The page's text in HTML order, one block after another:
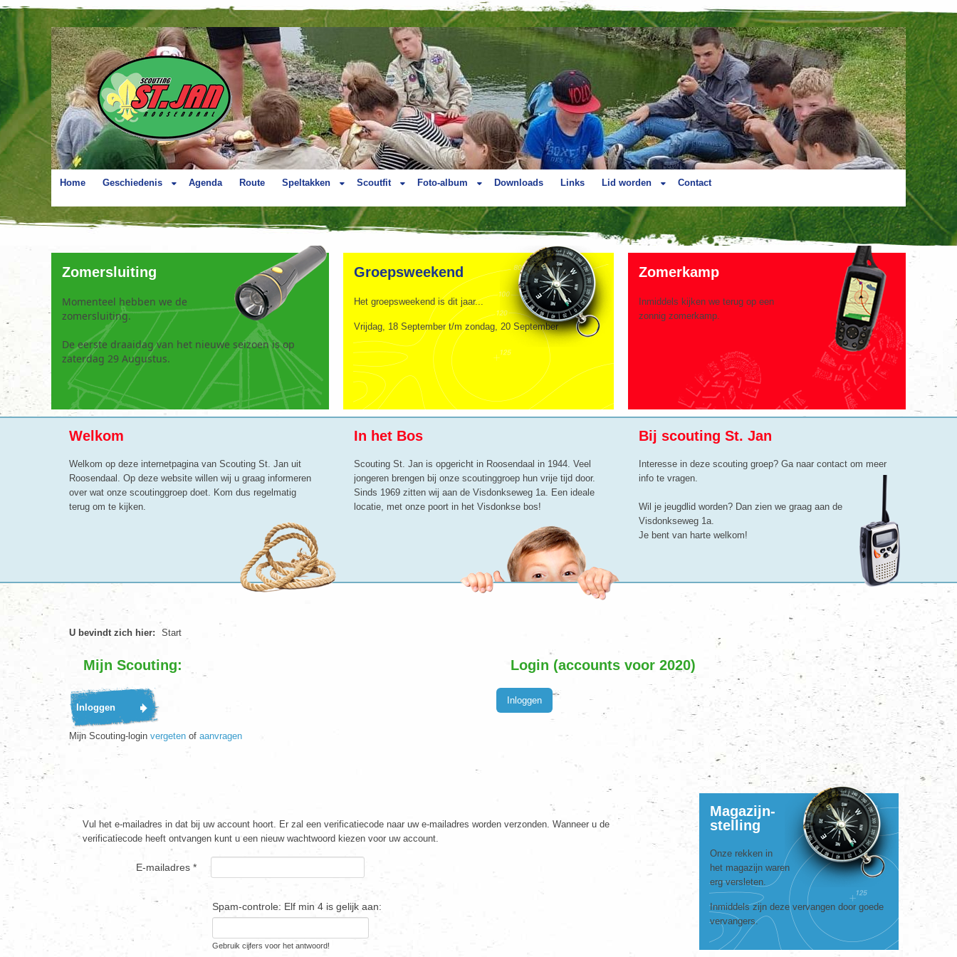
Home Geschiedenis Agenda Route Speltakken Scoutfit Foto-album Downloads Links Lid worden Contact
Zomersluiting
Momenteel hebben we de
zomersluiting.
De eerste draaidag van het nieuwe seizoen is op
zaterdag 29 Augustus.
Groepsweekend
Het groepsweekend is dit jaar...
Vrijdag, 18 September t/m zondag, 20 September
Zomerkamp
Inmiddels kijken we terug op een
zonnig zomerkamp.
Welkom
Welkom op deze internetpagina van Scouting St. Jan uit
Roosendaal. Op deze website willen wij u graag informeren
over wat onze scoutinggroep doet. Kom dus regelmatig
terug om te kijken.
In het Bos
Scouting St. Jan is opgericht in Roosendaal in 1944. Veel
jongeren brengen bij onze scoutinggroep hun vrije tijd door.
Sinds 1969 zitten wij aan de Visdonkseweg 1a. Een ideale
locatie, met onze poort in het Visdonkse bos!
Bij scouting St. Jan
Interesse in deze scouting groep? Ga naar contact om meer
info te vragen.
Wil je jeugdlid worden? Dan zien we graag aan de
Visdonkseweg 1a.
Je bent van harte welkom!
U bevindt zich hier: Start
Mijn Scouting:
Mijn Scouting-login vergeten of aanvragen
Login (accounts voor 2020)
Inloggen
Vul het e-mailadres in dat bij uw account hoort. Er zal een verificatiecode naar uw e-mailadres worden verzonden. Wanneer u de
verificatiecode heeft ontvangen kunt u een nieuw wachtwoord kiezen voor uw account.
E-mailadres *
Spam-controle: Elf min 4 is gelijk aan:
Gebruik cijfers voor het antwoord!
Magazijn-
stelling
Onze rekken in
het magazijn waren
erg versleten.
Inmiddels zijn deze vervangen door goede
vervangers.